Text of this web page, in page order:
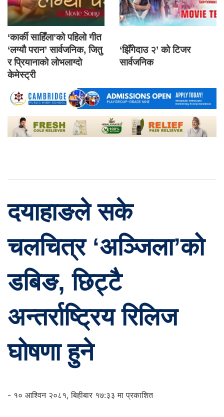
‘कार्की साहिँला’को पहिलो गीत
‘लग्यौ परान’ सार्वजनिक, जितु
र प्रियानाको लोभलाग्दो
केमेस्ट्री
‘झिँगेदाउ २’ को टिजर
सार्वजनिक
दयाहाङले सके
चलचित्र ‘अञ्जिला’को
डबिङ, छिट्टै
अन्तर्राष्ट्रिय रिलिज
घोषणा हुने
- १० आश्विन २०८१, बिहीबार १७:३३ मा प्रकाशित